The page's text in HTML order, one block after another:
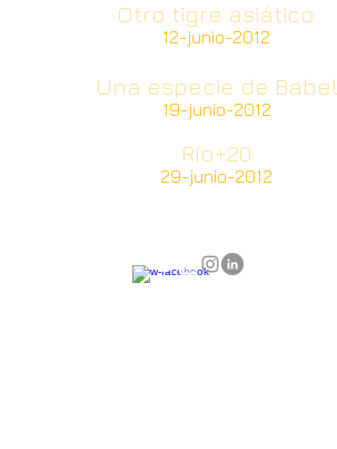
Otro tigre asiático
12-junio-2012
Una especie de Babel
19-junio-2012
Río+20
29-junio-2012